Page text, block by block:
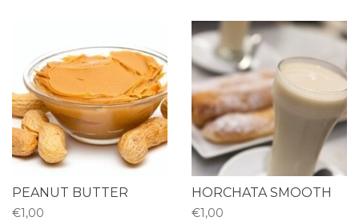
PEANUT BUTTER
€1,00
HORCHATA SMOOTH
€1,00